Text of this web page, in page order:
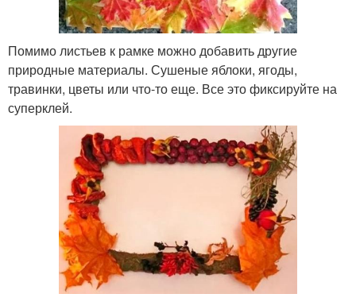
Помимо листьев к рамке можно добавить другие
природные материалы. Сушеные яблоки, ягоды,
травинки, цветы или что-то еще. Все это фиксируйте на
суперклей.